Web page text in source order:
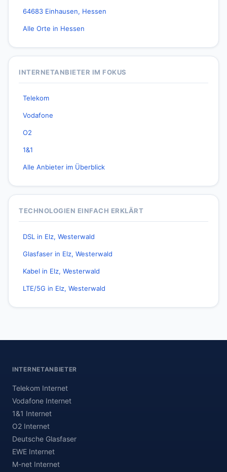
64683 Einhausen, Hessen
Alle Orte in Hessen
INTERNETANBIETER IM FOKUS
Telekom
Vodafone
O2
1&1
Alle Anbieter im Überblick
TECHNOLOGIEN EINFACH ERKLÄRT
DSL in Elz, Westerwald
Glasfaser in Elz, Westerwald
Kabel in Elz, Westerwald
LTE/5G in Elz, Westerwald
INTERNETANBIETER
Telekom Internet
Vodafone Internet
1&1 Internet
O2 Internet
Deutsche Glasfaser
EWE Internet
M-net Internet